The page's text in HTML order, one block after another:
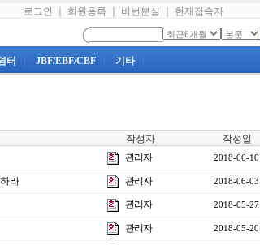
로그인 회원등록 비번분실 현재접속자
터 JBF/EBF/CBF 기타
작성자 작성일
관리자 2018-06-10
라 관리자 2018-06-03
관리자 2018-05-27
관리자 2018-05-20